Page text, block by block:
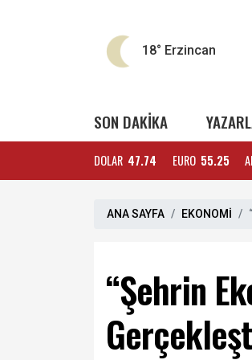
18° Erzincan
SON DAKİKA
DOLAR 47.74 EURO 55.25
ANA SAYFA EKONOMİ
“Şehrin